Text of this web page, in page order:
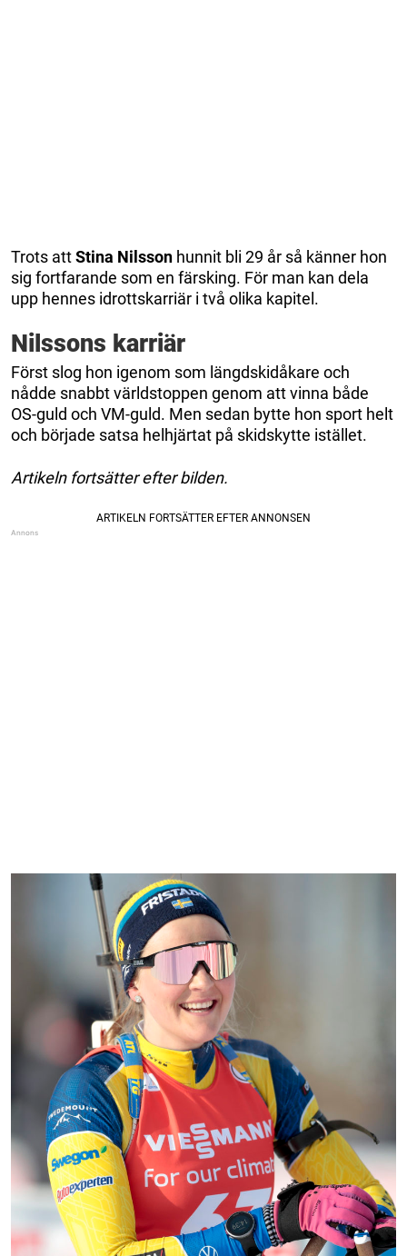
Trots attStina Nilsson hunnit bli 29 år så känner hon
sig fortfarande som en färsking. För man kan dela
upp hennes idrottskarriär i två olika kapitel.
Nilssons karriär
Först slog hon igenom som längdskidåkare och
nådde snabbt världstoppen genom att vinna både
OS-guld och VM-guld. Men sedan bytte hon sport helt
och började satsa helhjärtat på skidskytte istället.
Artikeln fortsätter efter bilden.